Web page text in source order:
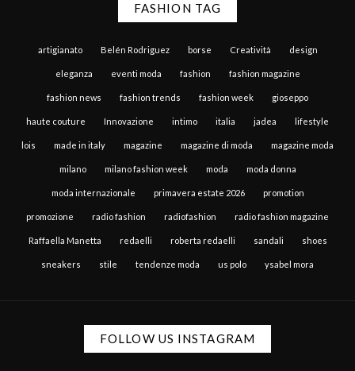
FASHION TAG
artigianato Belén Rodriguez borse Creatività design
eleganza eventi moda fashion fashion magazine
fashion news fashion trends fashion week gioseppo
haute couture Innovazione intimo italia jadea lifestyle
lois made in italy magazine magazine di moda magazine moda
milano milano fashion week moda moda donna
moda internazionale primavera estate 2026 promotion
promozione radio fashion radiofashion radio fashion magazine
Raffaella Manetta redaelli roberta redaelli sandali shoes
sneakers stile tendenze moda us polo ysabel mora
FOLLOW US INSTAGRAM